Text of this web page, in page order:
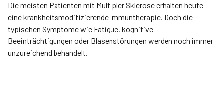
Die meisten Patienten mit Multipler Sklerose erhalten heute
eine krankheitsmodifizierende Immuntherapie. Doch die
typischen Symptome wie Fatigue, kognitive
Beeinträchtigungen oder Blasenstörungen werden noch immer
unzureichend behandelt.